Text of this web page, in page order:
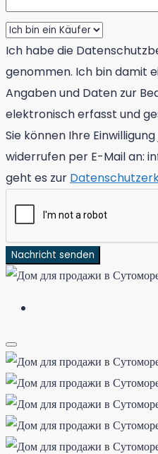
Ich habe die
genommen. Ich bin damit
Angaben und Daten zur
elektronisch erfasst und
Sie können Ihre
widerrufen per E-Mail an:
geht es zur
Nachricht senden